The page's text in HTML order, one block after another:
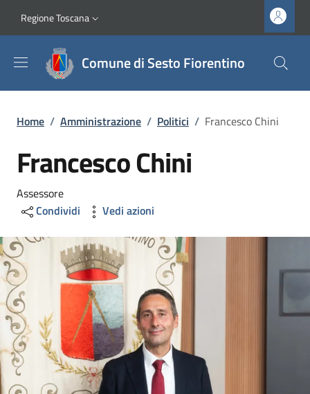
Slim top
Regione Toscana
Comune di Sesto Fiorentino
Briciole di pane
Home / Amministrazione / Politici / Francesco Chini
Francesco Chini
Assessore
Condividi
Vedi azioni
Image